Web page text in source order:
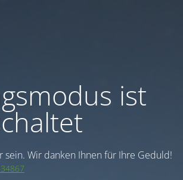
ist
Wir danken Ihnen für Ihre Geduld!